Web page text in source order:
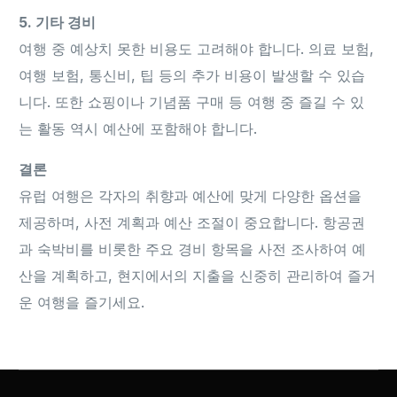
5. 기타 경비
여행 중 예상치 못한 비용도 고려해야 합니다. 의료 보험,
여행 보험, 통신비, 팁 등의 추가 비용이 발생할 수 있습
니다. 또한 쇼핑이나 기념품 구매 등 여행 중 즐길 수 있
는 활동 역시 예산에 포함해야 합니다.
결론
유럽 여행은 각자의 취향과 예산에 맞게 다양한 옵션을
제공하며, 사전 계획과 예산 조절이 중요합니다. 항공권
과 숙박비를 비롯한 주요 경비 항목을 사전 조사하여 예
산을 계획하고, 현지에서의 지출을 신중히 관리하여 즐거
운 여행을 즐기세요.